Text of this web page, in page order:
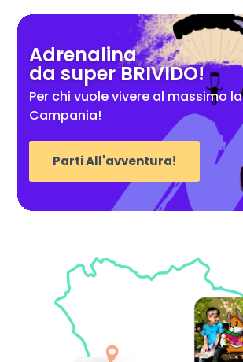
Adrenalina
da super BRIVIDO!
Per chi vuole vivere al massimo la
Campania!
Parti All'avventura!